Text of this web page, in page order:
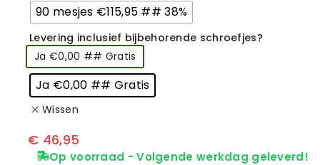
90 mesjes €115,95 ## 38%
Levering inclusief bijbehorende schroefjes?
Ja €0,00 ## Gratis
Ja €0,00 ## Gratis
Wissen
€ 46,95
Op voorraad - Volgende werkdag geleverd!